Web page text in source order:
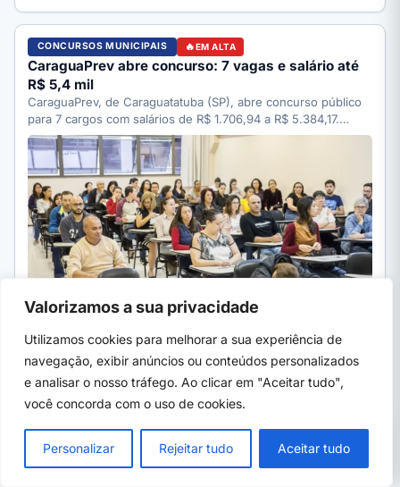
Valorizamos a sua privacidade
Utilizamos cookies para melhorar a sua experiência de
navegação, exibir anúncios ou conteúdos personalizados
e analisar o nosso tráfego. Ao clicar em "Aceitar tudo",
você concorda com o uso de cookies.
Personalizar Rejeitar tudo Aceitar tudo
CONCURSOS MUNICIPAIS EM ALTA
CaraguaPrev abre concurso: 7 vagas e salário até
R$ 5,4 mil
CaraguaPrev, de Caraguatatuba (SP), abre concurso público
para 7 cargos com salários de R$ 1.706,94 a R$ 5.384,17.…
08 de ago, 2026· 5 min
ENEM, SISU E PROUNI
MEC inicia a convocação da lista de espera do Fies 2026/2
com mais de 75 mil vagas remanescentes.…
SENAI-RN oferece 2 mil vagas em 17 cursos
gratuitos a distância